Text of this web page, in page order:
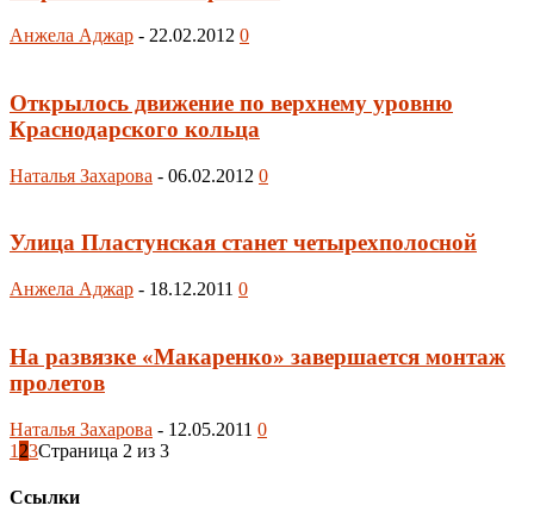
Анжела Аджар - 22.02.2012 0
Открылось движение по верхнему уровню
Краснодарского кольца
Наталья Захарова - 06.02.2012 0
Улица Пластунская станет четырехполосной
Анжела Аджар - 18.12.2011 0
На развязке «Макаренко» завершается монтаж
пролетов
Наталья Захарова - 12.05.2011 0
1 23Страница 2 из 3
Ссылки